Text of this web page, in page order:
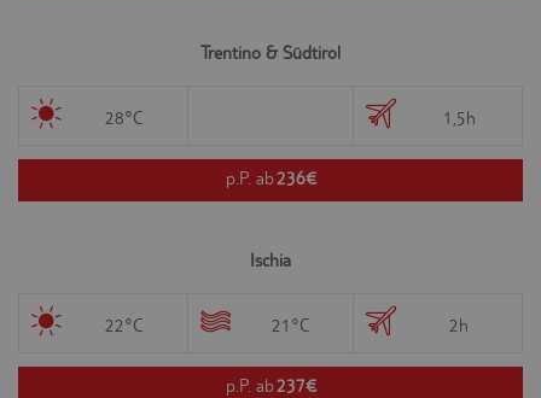
Trentino & Südtirol
28°C 1,5h
p.P. ab236€
Ischia
22°C 21°C 2h
p.P. ab237€